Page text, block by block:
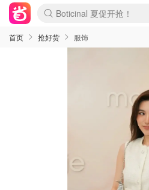
4折！lulu周四疯狂上新
还没结束！&OtherStories
Joybuy变相75折 随时失效
速领！Stanley独家85折
疑似霸哥！Camper额外
Zalando 奥莱闪促！每日
Moncler反季囤！5折起+
Coach Brooklyn仅€192
首页 抢好货 服饰